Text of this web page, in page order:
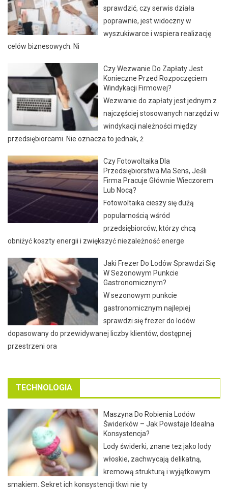
sprawdzić, czy serwis działa
poprawnie, jest widoczny w
wyszukiwarce i wspiera realizację
celów biznesowych. Ni
Czy Wezwanie Do Zapłaty Jest
Konieczne Przed Rozpoczęciem
Windykacji Firmowej?
Wezwanie do zapłaty jest jednym z
najczęściej stosowanych narzędzi w
windykacji należności między
przedsiębiorcami. Nie oznacza to jednak, ż
Czy Fotowoltaika Dla
Przedsiębiorstwa Ma Sens, Jeśli
Firma Pracuje Głównie Wieczorem
Lub Nocą?
Fotowoltaika cieszy się dużą
popularnością wśród
przedsiębiorców, którzy chcą
obniżyć koszty energii i zwiększyć niezależność energe
Jaki Frezer Do Lodów Sprawdzi Się
W Sezonowym Punkcie
Gastronomicznym?
W sezonowym punkcie
gastronomicznym najlepiej
sprawdzi się frezer do lodów
dopasowany do przewidywanej liczby klientów, dostępnej
przestrzeni ora
TECHNOLOGIA
Maszyna Do Robienia Lodów
Świderków – Jak Powstaje Idealna
Konsystencja?
Lody świderki, znane też jako lody
włoskie, zachwycają delikatną,
kremową strukturą i wyjątkowym
smakiem. Sekret ich konsystencji tkwi nie ty